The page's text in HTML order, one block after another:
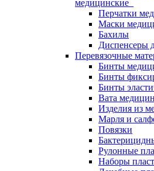
медицинские
Перчатки
Маски
Бахилы
Диспенсеры
Перевязочные
Бинты
Бинты
Бинты
Вата
Изделия из
Марля и
Повязки
Рулонные
Наборы